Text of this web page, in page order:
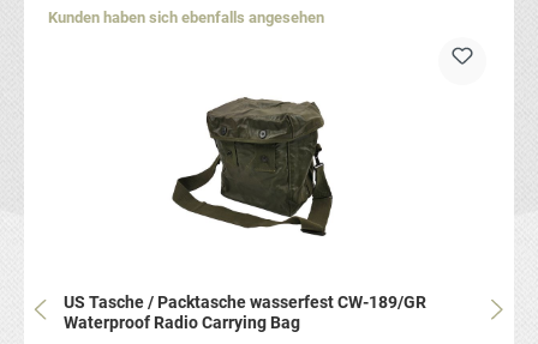
Produktgalerie überspringen
Kunden haben sich ebenfalls angesehen
US Tasche / Packtasche wasserfest CW-189/GR
Waterproof Radio Carrying Bag